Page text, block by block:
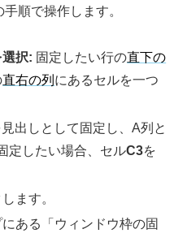
順で操作します。
択: 固定したい行の直下の
直右の列 にあるセルを一つ
出しとして固定し、A列と
定したい場合、セルC3を
ます。
ある「ウィンドウ枠の固